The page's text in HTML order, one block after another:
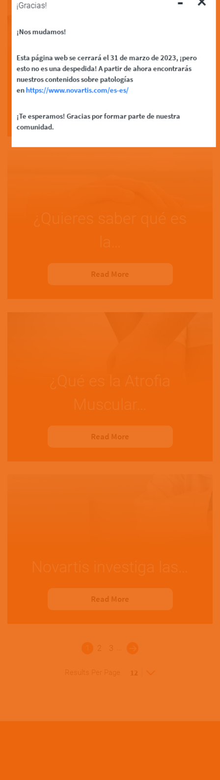
¿Cómo se diagnostican
los…
Read More
¿Quieres saber qué es
la…
Read More
¿Qué es la Atrofia
Muscular…
Read More
Novartis investiga las…
Read More
2 3
Last »
¡Gracias!
¡Nos mudamos!
Esta página web se cerrará el 31 de marzo de 2023, ¡pero
esto no es una despedida! A partir de ahora encontrarás
nuestros contenidos sobre patologías
enhttps://www.novartis.com/es-es/
¡Te esperamos! Gracias por formar parte de nuestra
comunidad.